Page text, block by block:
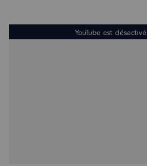
YouTube est désactivé.